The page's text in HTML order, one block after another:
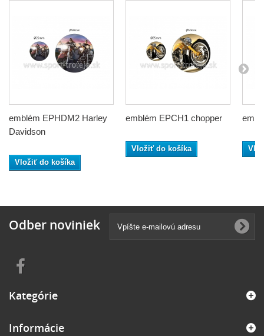
emblém EPHDM2 Harley
Davidson
Vložiť do košíka
emblém EPCH1 chopper
Vložiť do košíka
Odber noviniek
Kategórie
Informácie